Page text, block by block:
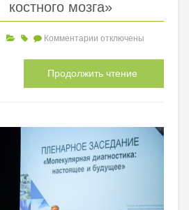
костного мозга»
Комментарии отключены
Продолжить чтение